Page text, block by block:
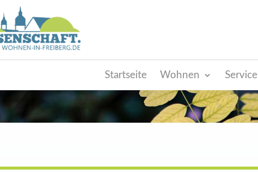
Startseite Wohnen Service